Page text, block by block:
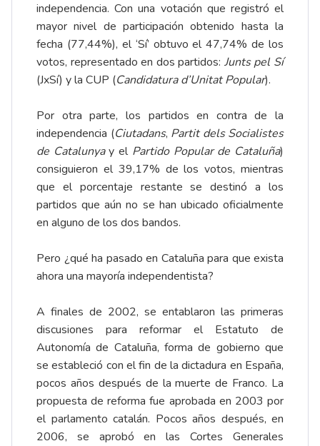
independencia. Con una votación que registró el
mayor nivel de participación obtenido hasta la
fecha (77,44%), el ‘Sí’ obtuvo el 47,74% de los
votos, representado en dos partidos: Junts pel Sí
(JxSí) y la CUP (Candidatura d’Unitat Popular).
Por otra parte, los partidos en contra de la
independencia (Ciutadans, Partit dels Socialistes
de Catalunyay el Partido Popular de Cataluña)
consiguieron el 39,17% de los votos, mientras
que el porcentaje restante se destinó a los
partidos que aún no se han ubicado oficialmente
en alguno de los dos bandos.
Pero ¿qué ha pasado en Cataluña para que exista
ahora una mayoría independentista?
A finales de 2002, se entablaron las primeras
discusiones para reformar el Estatuto de
Autonomía de Cataluña, forma de gobierno que
se estableció con el fin de la dictadura en España,
pocos años después de la muerte de Franco. La
propuesta de reforma fue aprobada en 2003 por
el parlamento catalán. Pocos años después, en
2006, se aprobó en las Cortes Generales